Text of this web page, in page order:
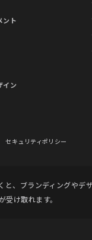
ント
イン
セキュリティポリシー
と、ブランディングやデ
け取れます。